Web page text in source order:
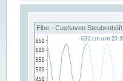
Elbe - Cuxhaven Steubenhöft